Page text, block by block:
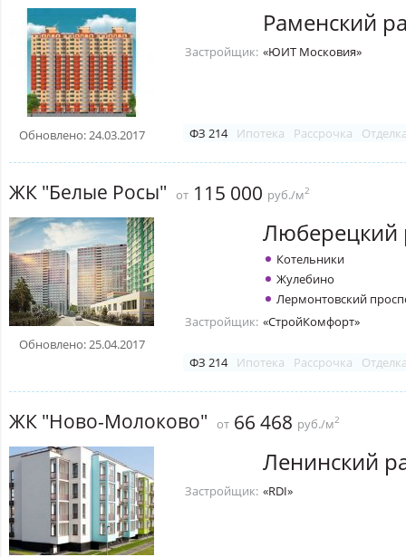
Обновлено: 24.03.2017
Раменский
Застройщик: «ЮИТ Московия»
ФЗ 214 Ипотека Рассрочка
ЖК "Белые Росы" от 115 000 руб./м2
Обновлено: 25.04.2017
Люберецкий
Котельники
Жулебино
Лермонтовский
Застройщик: «СтройКомфорт»
ФЗ 214 Ипотека Рассрочка
ЖК "Ново-Молоково" от 66 468 руб./м2
Ленинский
Застройщик: «RDI»